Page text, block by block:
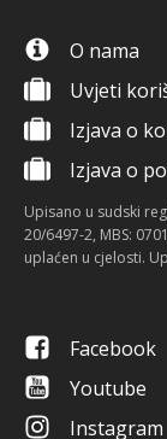
O nama
Uvjeti
Izjava o
Izjava o
Upisano u sudski
20/6497-2, MBS:
uplaćen u cjelosti.
Facebook
Youtube
Instagram